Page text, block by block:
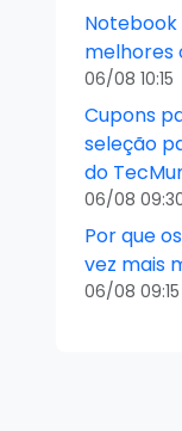
Notebook
melhores
06/08 10:15
Cupons
seleção
do
06/08
Por que
vez mais
06/08 09:15